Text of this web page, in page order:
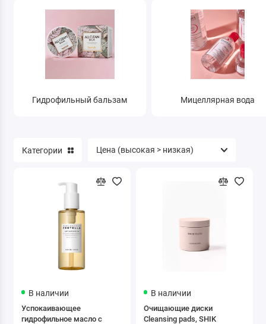
Макияж лица
Очищение
Гидрофильный бальзам Мицеллярная вода
Категории
В наличии
Успокаивающее
гидрофильное масло с
В наличии
Очищающие диски
Cleansing pads, SHIK